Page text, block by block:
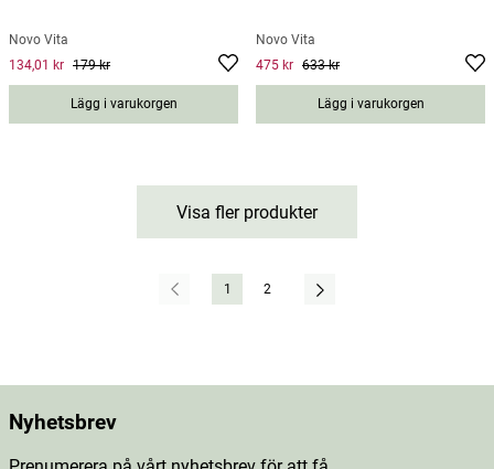
Novo Vita
Current price: Previous price :179 kr
134,01 kr 179 kr
Lägg i varukorgen
Novo Vita
Current price
Previous
633 kr
475 kr 633 kr
Lägg i varukorgen
Visa fler produkter
1 2
Nyhetsbrev